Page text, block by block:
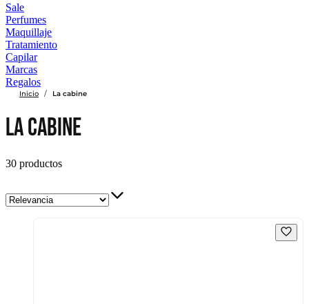
Sale
Perfumes
Maquillaje
Tratamiento
Capilar
Marcas
Regalos
Inicio / La cabine
LA CABINE
30 productos